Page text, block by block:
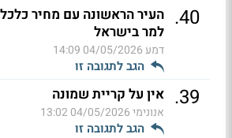
40
. העיר הראשונה עם מחיר
למר בישראל
דמע04/05/2026 14:09
הגב לתגובה זו
39
. אין על קריית שמונה
אנונימי04/05/2026 13:02
הגב לתגובה זו